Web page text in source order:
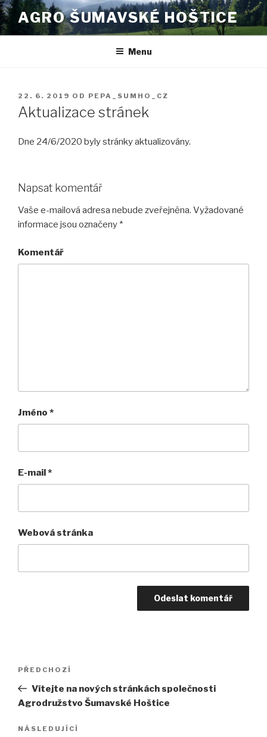
Přejít
k
obsahu
AGRO ŠUMAVSKÉ HOŠTICE
Menu
PUBLIKOVÁNO
22. 6. 2019 OD PEPA_SUMHO_CZ
Aktualizace stránek
Dne 24/6/2020 byly stránky aktualizovány.
Napsat komentář
Vaše e-mailová adresa nebude zveřejněna. Vyžadované
informace jsou označeny *
Komentář
Jméno *
E-mail*
Webová stránka
Navigace
příspěvek
Předchozí
příspěvek
PŘEDCHOZÍ
Vítejte na nových stránkách společnosti
Agrodružstvo Šumavské Hoštice
Následující
NÁSLEDUJÍCÍ